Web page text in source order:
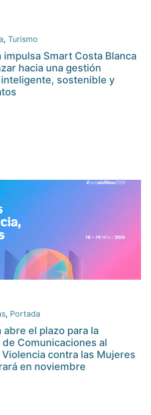
, Turismo
impulsa Smart Costa Blanca
hacia una gestión
sostenible y
, Portada
abre el plazo para la
Comunicaciones al
contra las Mujeres
en noviembre